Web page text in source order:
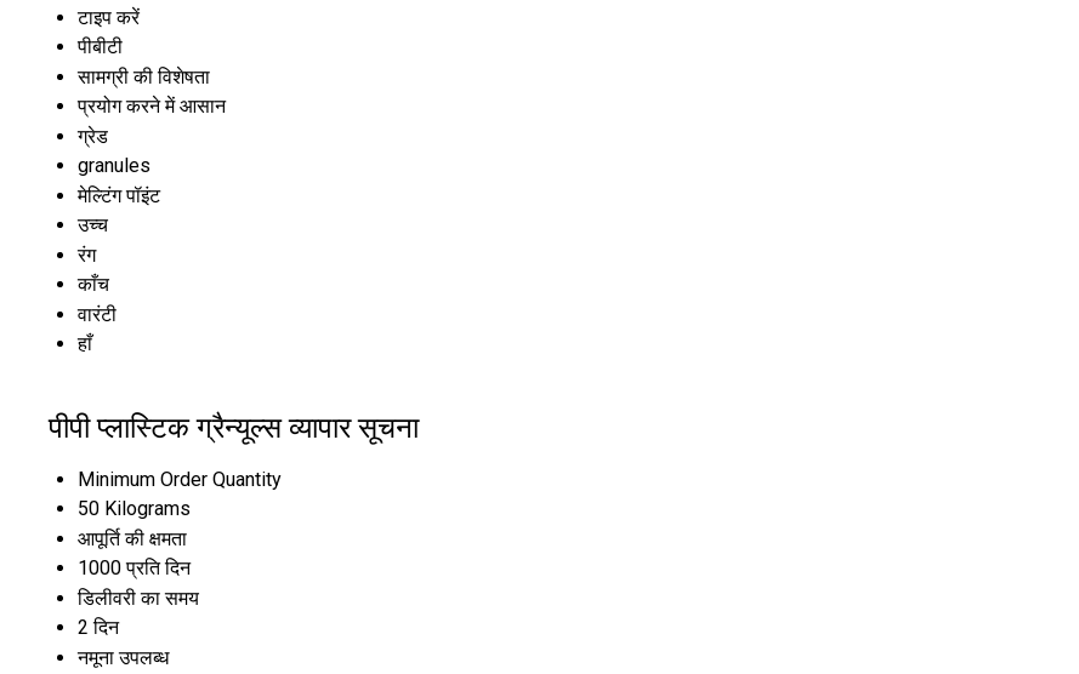
टाइप करें
पीबीटी
सामग्री की विशेषता
प्रयोग करने में आसान
ग्रेड
granules
मेल्टिंग पॉइंट
उच्च
रंग
काँच
वारंटी
हाँ
पीपी प्लास्टिक ग्रैन्यूल्स व्यापार सूचना
Minimum Order Quantity
50 Kilograms
आपूर्ति की क्षमता
1000 प्रति दिन
डिलीवरी का समय
2 दिन
नमूना उपलब्ध